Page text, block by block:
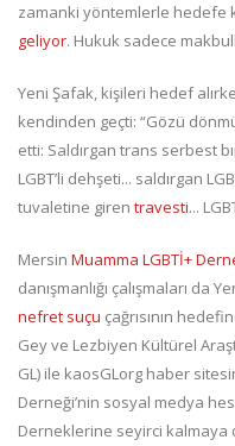
zamanki yöntemlerle hedefe
geliyor. Hukuk sadece
Yeni Şafak, kişileri hedef
kendinden geçti: “Gözü
etti: Saldırgan trans serbest
LGBT’li dehşeti... saldırgan
tuvaletine giren travesti...
Mersin Muamma LGBTİ+
danışmanlığı çalışmaları da
nefret suçu çağrısının
Gey ve Lezbiyen Kültürel
GL) ile kaosGLorg haber
Derneği’nin sosyal medya
Derneklerine seyirci kalmaya